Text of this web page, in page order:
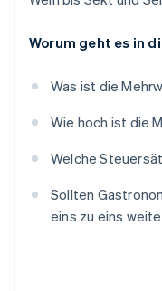
Worum geht es in
Was ist die
Wie hoch ist die
Welche
Sollten
eins zu eins